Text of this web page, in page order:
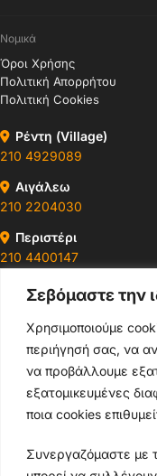
Σεβόμαστε την
Χρησιμοποιούμε
περιήγησή σας, να
να προβάλλουμε
εξατομικευμένες
ποια cookies
Συνεργαζόμαστε με
Νομικά
Όροι Χρήσης
Πολιτική Απορρήτου
Πολιτική Cookies
Ρέντη (Village)
210 4929089
Αιγάλεω
210 2204030
Περιστέρι
210 4400147
Ωράρια & Διευθύνσεις →
210
Κεντρικό τηλέφωνο
info@thikishop.gr
Δευ - Σάβ: 10:00 -